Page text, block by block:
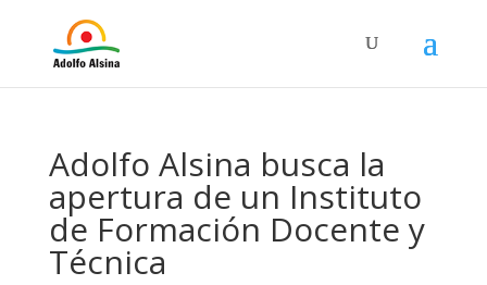
Adolfo Alsina busca la
apertura de un Instituto
de Formación Docente y
Técnica